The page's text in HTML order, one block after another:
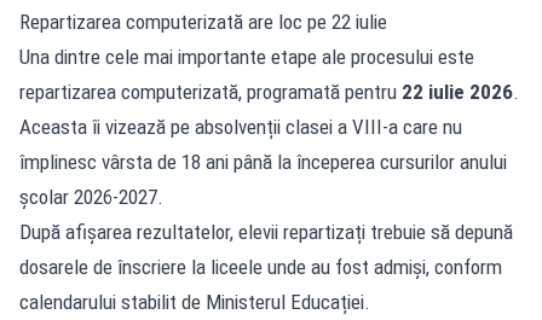
Repartizarea computerizată are loc pe 22 iulie
Una dintre cele mai importante etape ale procesului este
repartizarea computerizată, programată pentru 22 iulie 2026.
Aceasta îi vizează pe absolvenții clasei a VIII-a care nu
împlinesc vârsta de 18 ani până la începerea cursurilor anului
școlar 2026-2027.
După afișarea rezultatelor, elevii repartizați trebuie să depună
dosarele de înscriere la liceele unde au fost admiși, conform
calendarului stabilit de Ministerul Educației.